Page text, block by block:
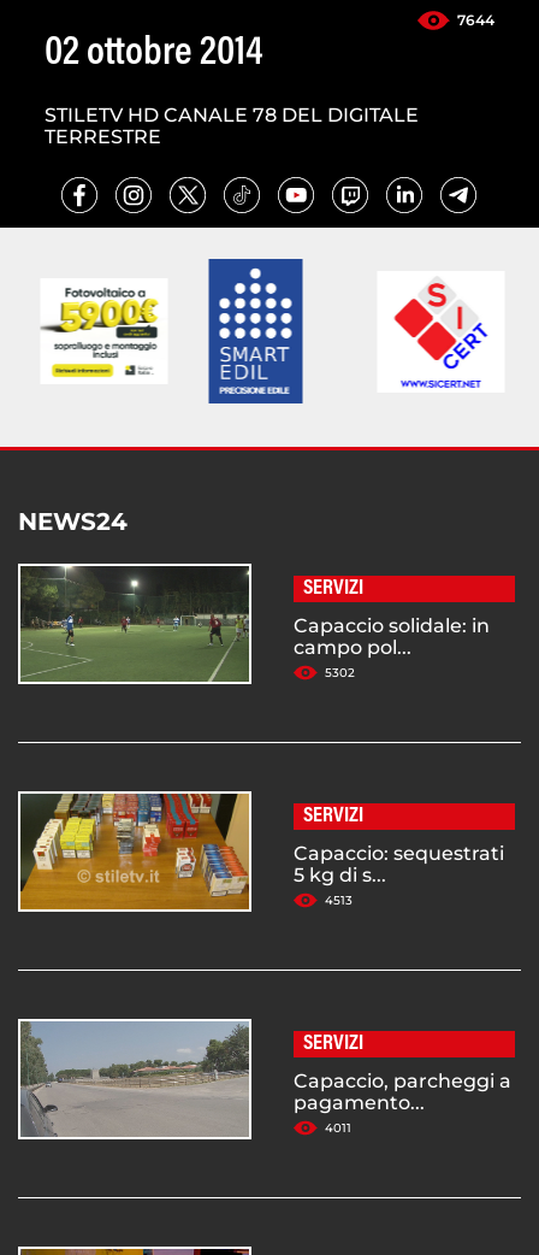
7644
02 ottobre 2014
STILETV HD CANALE 78 DEL DIGITALE
TERRESTRE
NEWS24
SERVIZI
Capaccio solidale: in
campo pol...
5302
SERVIZI
Capaccio: sequestrati
5 kg di s...
4513
SERVIZI
Capaccio, parcheggi a
pagamento...
4011